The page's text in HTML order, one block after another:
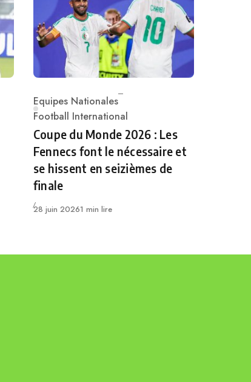
Category
Equipes Nationales
Football International
Coupe du Monde 2026 : Les
Fennecs font le nécessaire et
se hissent en seizièmes de
finale
Publié
28 juin 20261 min lire